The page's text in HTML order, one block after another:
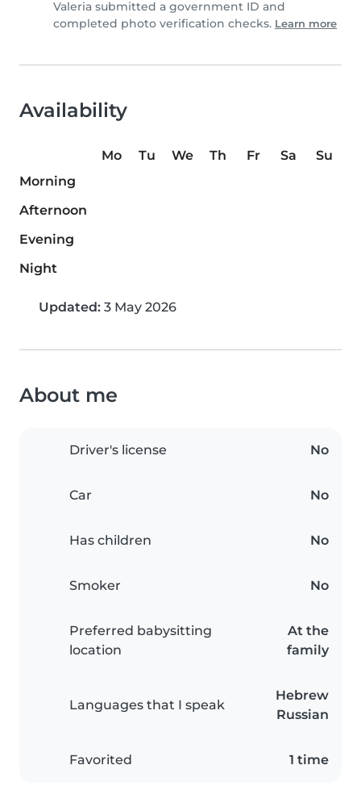
Valeria submitted a government ID and
completed photo verification checks. Learn more
Availability
Mo Tu We Th Fr Sa
Su
Morning
Afternoon
Evening
Night
Updated: 3 May 2026
About me
Driver's license No
Car No
Has children No
Smoker No
Preferred babysitting
location
At the
family
Languages that I speak
Hebrew
Russian
Favorited 1 time